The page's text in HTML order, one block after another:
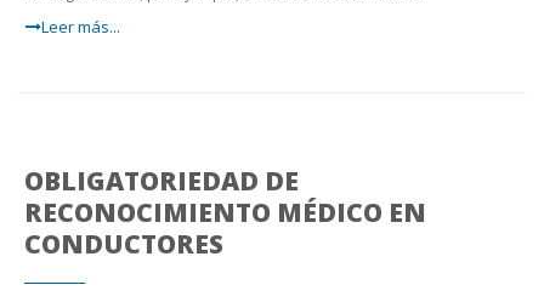
Leer más...
OBLIGATORIEDAD DE
RECONOCIMIENTO MÉDICO EN
CONDUCTORES